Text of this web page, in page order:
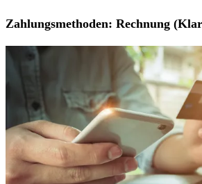
Zahlungsmethoden: Rechnung